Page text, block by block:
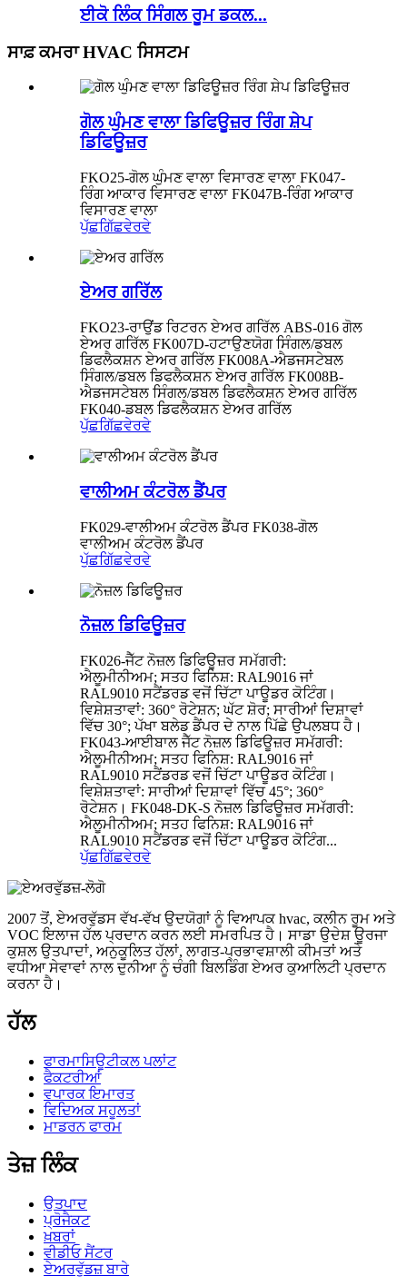
ਈਕੋ ਲਿੰਕ ਸਿੰਗਲ ਰੂਮ ਡਕਲ...
ਸਾਫ਼ ਕਮਰਾ HVAC ਸਿਸਟਮ
ਗੋਲ ਘੁੰਮਣ ਵਾਲਾ ਡਿਫਿਊਜ਼ਰ ਰਿੰਗ ਸ਼ੇਪ
ਡਿਫਿਊਜ਼ਰ
FKO25-ਗੋਲ ਘੁੰਮਣ ਵਾਲਾ ਵਿਸਾਰਣ ਵਾਲਾ FK047-
ਰਿੰਗ ਆਕਾਰ ਵਿਸਾਰਣ ਵਾਲਾ FK047B-ਰਿੰਗ ਆਕਾਰ
ਵਿਸਾਰਣ ਵਾਲਾ
ਪੁੱਛਗਿੱਛਵੇਰਵੇ
ਏਅਰ ਗਰਿੱਲ
FKO23-ਰਾਉਂਡ ਰਿਟਰਨ ਏਅਰ ਗਰਿੱਲ ABS-016 ਗੋਲ
ਏਅਰ ਗਰਿੱਲ FK007D-ਹਟਾਉਣਯੋਗ ਸਿੰਗਲ/ਡਬਲ
ਡਿਫਲੈਕਸ਼ਨ ਏਅਰ ਗਰਿੱਲ FK008A-ਐਡਜਸਟੇਬਲ
ਸਿੰਗਲ/ਡਬਲ ਡਿਫਲੈਕਸ਼ਨ ਏਅਰ ਗਰਿੱਲ FK008B-
ਐਡਜਸਟੇਬਲ ਸਿੰਗਲ/ਡਬਲ ਡਿਫਲੈਕਸ਼ਨ ਏਅਰ ਗਰਿੱਲ
FK040-ਡਬਲ ਡਿਫਲੈਕਸ਼ਨ ਏਅਰ ਗਰਿੱਲ
ਪੁੱਛਗਿੱਛਵੇਰਵੇ
ਵਾਲੀਅਮ ਕੰਟਰੋਲ ਡੈਂਪਰ
FK029-ਵਾਲੀਅਮ ਕੰਟਰੋਲ ਡੈਂਪਰ FK038-ਗੋਲ
ਵਾਲੀਅਮ ਕੰਟਰੋਲ ਡੈਂਪਰ
ਪੁੱਛਗਿੱਛਵੇਰਵੇ
ਨੋਜ਼ਲ ਡਿਫਿਊਜ਼ਰ
FK026-ਜੈੱਟ ਨੋਜ਼ਲ ਡਿਫਿਊਜ਼ਰ ਸਮੱਗਰੀ:
ਐਲੂਮੀਨੀਅਮ; ਸਤਹ ਫਿਨਿਸ਼: RAL9016 ਜਾਂ
RAL9010 ਸਟੈਂਡਰਡ ਵਜੋਂ ਚਿੱਟਾ ਪਾਊਡਰ ਕੋਟਿੰਗ।
ਵਿਸ਼ੇਸ਼ਤਾਵਾਂ: 360° ਰੋਟੇਸ਼ਨ; ਘੱਟ ਸ਼ੋਰ; ਸਾਰੀਆਂ ਦਿਸ਼ਾਵਾਂ
ਵਿੱਚ 30°; ਪੱਖਾ ਬਲੇਡ ਡੈਂਪਰ ਦੇ ਨਾਲ ਪਿੱਛੇ ਉਪਲਬਧ ਹੈ।
FK043-ਆਈਬਾਲ ਜੈੱਟ ਨੋਜ਼ਲ ਡਿਫਿਊਜ਼ਰ ਸਮੱਗਰੀ:
ਐਲੂਮੀਨੀਅਮ; ਸਤਹ ਫਿਨਿਸ਼: RAL9016 ਜਾਂ
RAL9010 ਸਟੈਂਡਰਡ ਵਜੋਂ ਚਿੱਟਾ ਪਾਊਡਰ ਕੋਟਿੰਗ।
ਵਿਸ਼ੇਸ਼ਤਾਵਾਂ: ਸਾਰੀਆਂ ਦਿਸ਼ਾਵਾਂ ਵਿੱਚ 45°; 360°
ਰੋਟੇਸ਼ਨ। FK048-DK-S ਨੋਜ਼ਲ ਡਿਫਿਊਜ਼ਰ ਸਮੱਗਰੀ:
ਐਲੂਮੀਨੀਅਮ; ਸਤਹ ਫਿਨਿਸ਼: RAL9016 ਜਾਂ
RAL9010 ਸਟੈਂਡਰਡ ਵਜੋਂ ਚਿੱਟਾ ਪਾਊਡਰ ਕੋਟਿੰਗ...
ਪੁੱਛਗਿੱਛਵੇਰਵੇ
2007 ਤੋਂ, ਏਅਰਵੁੱਡਸ ਵੱਖ-ਵੱਖ ਉਦਯੋਗਾਂ ਨੂੰ ਵਿਆਪਕ hvac, ਕਲੀਨ ਰੂਮ ਅਤੇ
VOC ਇਲਾਜ ਹੱਲ ਪ੍ਰਦਾਨ ਕਰਨ ਲਈ ਸਮਰਪਿਤ ਹੈ। ਸਾਡਾ ਉਦੇਸ਼ ਊਰਜਾ
ਕੁਸ਼ਲ ਉਤਪਾਦਾਂ, ਅਨੁਕੂਲਿਤ ਹੱਲਾਂ, ਲਾਗਤ-ਪ੍ਰਭਾਵਸ਼ਾਲੀ ਕੀਮਤਾਂ ਅਤੇ
ਵਧੀਆ ਸੇਵਾਵਾਂ ਨਾਲ ਦੁਨੀਆ ਨੂੰ ਚੰਗੀ ਬਿਲਡਿੰਗ ਏਅਰ ਕੁਆਲਿਟੀ ਪ੍ਰਦਾਨ
ਕਰਨਾ ਹੈ।
ਹੱਲ
ਫਾਰਮਾਸਿਊਟੀਕਲ ਪਲਾਂਟ
ਫੈਕਟਰੀਆਂ
ਵਪਾਰਕ ਇਮਾਰਤ
ਵਿਦਿਅਕ ਸਹੂਲਤਾਂ
ਮਾਡਰਨ ਫਾਰਮ
ਤੇਜ਼ ਲਿੰਕ
ਉਤਪਾਦ
ਪ੍ਰੋਜੈਕਟ
ਖ਼ਬਰਾਂ
ਵੀਡੀਓ ਸੈਂਟਰ
ਏਅਰਵੁੱਡਜ਼ ਬਾਰੇ